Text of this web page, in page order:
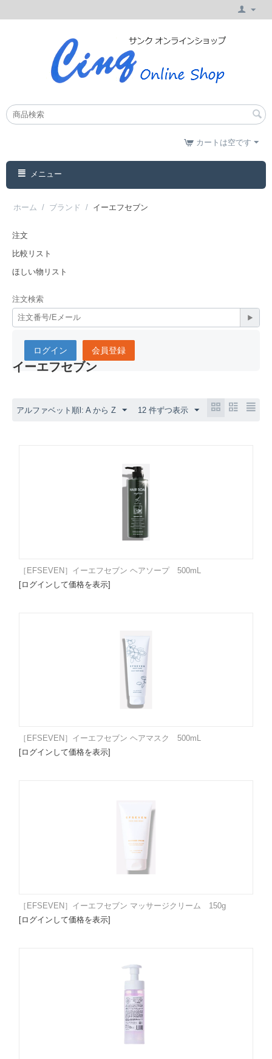
カートは空です
メニュー
ホーム / ブランド / イーエフセブン
注文
比較リスト
ほしい物リスト
注文検索
ログイン 会員登録
イーエフセブン
アルファベット順l: A から Z 12 件ずつ表示
［EFSEVEN］イーエフセブン ヘアソープ 500mL
[ログインして価格を表示]
［EFSEVEN］イーエフセブン ヘアマスク 500mL
[ログインして価格を表示]
［EFSEVEN］イーエフセブン マッサージクリーム 150g
[ログインして価格を表示]